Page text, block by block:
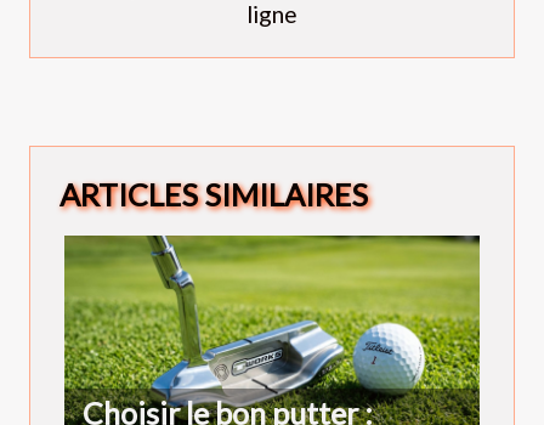
ligne
ARTICLES SIMILAIRES
Choisir le bon putter :